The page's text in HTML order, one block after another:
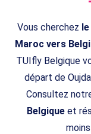
Vous cherchez
Maroc vers
TUIfly Belgique
départ de
Consultez
Belgiqueet